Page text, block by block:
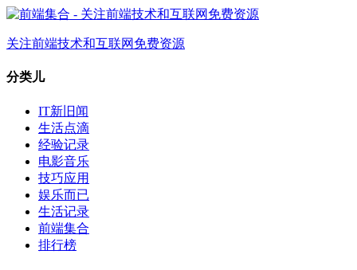
关注前端技术和互联网免费资源
分类儿
IT新旧闻
生活点滴
经验记录
电影音乐
技巧应用
娱乐而已
生活记录
前端集合
排行榜